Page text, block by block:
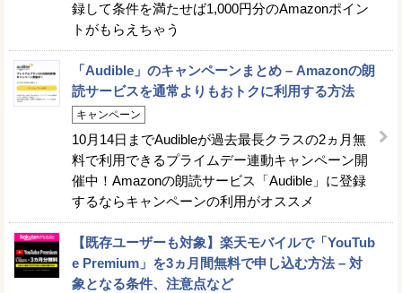
録して条件を満たせば1,000円分のAmazonポイン
トがもらえちゃう
「Audible」のキャンペーンまとめ – Amazonの朗
読サービスを通常よりもおトクに利用する方法
キャンペーン
10月14日までAudibleが過去最長クラスの2ヵ月無
料で利用できるプライムデー連動キャンペーン開
催中！Amazonの朗読サービス「Audible」に登録
するならキャンペーンの利用がオススメ
【既存ユーザーも対象】楽天モバイルで「YouTub
e Premium」を3ヵ月間無料で申し込む方法 – 対
象となる条件、注意点など